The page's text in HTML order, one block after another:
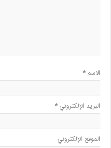
الاسم*
البريد الإلكتروني*
الموقع الإلكتروني